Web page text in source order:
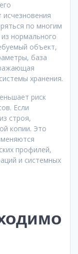
по многим
нормального
объект,
база
хранения.
риск
Если
строя,
копии. Это
профилей,
и системных